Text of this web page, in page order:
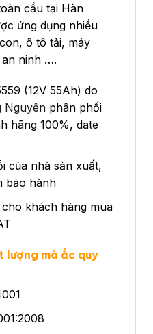
cầu tại Hàn
ứng dụng nhiều
ô tô tải, máy
an ninh ….
(12V 55Ah) do
Nguyênphân phối
hãng 100%, date
của nhà sản xuất,
bảo hành
khách hàng mua
lượng mà ắc quy